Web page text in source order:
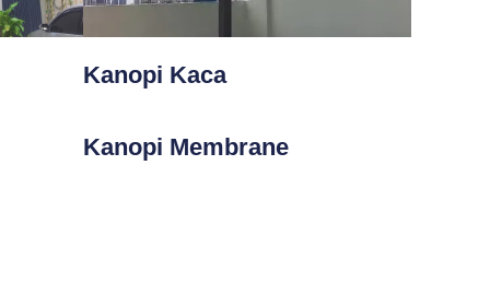
Kanopi Kaca
Kanopi Membrane